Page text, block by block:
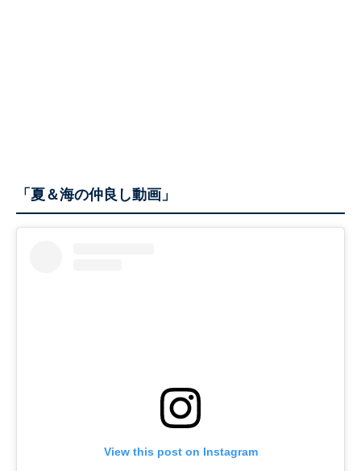
「夏＆海の仲良し動画」
View this post on Instagram